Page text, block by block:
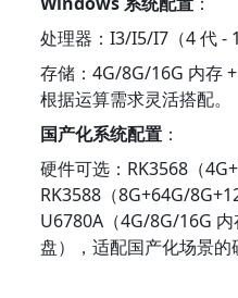
处理器：I3/I5/I7（4 代 -
存储：4G/8G/16G 内存
根据运算需求灵活搭配。
国产化系统配置 ：
硬件可选：RK3568（
RK3588（8G+64G/
U6780A（4G/8G/16G
盘），适配国产化场景的